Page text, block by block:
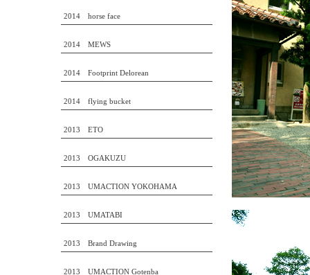
2014 horse face
2014 MEWS
2014 Footprint Delorean
2014 flying bucket
2013 ETO
2013 OGAKUZU
2013 UMACTION YOKOHAMA
2013 UMATABI
2013 Brand Drawing
2013 UMACTION Gotenba